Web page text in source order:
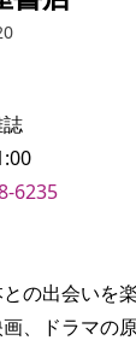
6235
の出会いを
、ドラマの